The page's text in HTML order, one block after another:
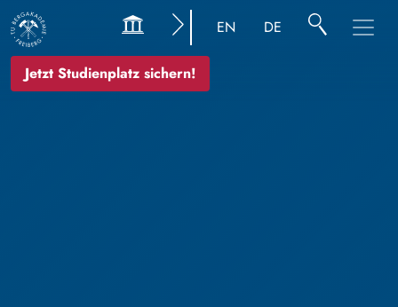
Jetzt Studienplatz sichern!
EN DE